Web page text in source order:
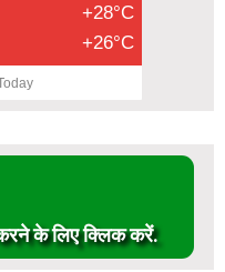
+28°C
+26°C
के लिए क्लिक करें.